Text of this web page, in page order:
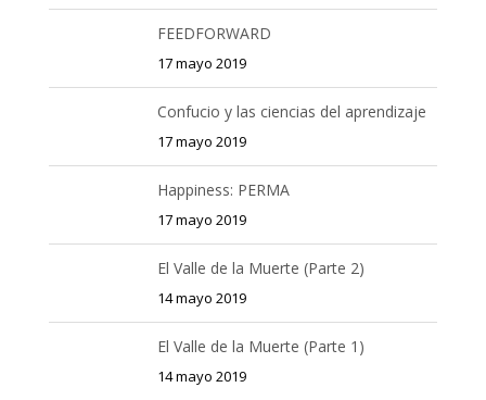
FEEDFORWARD
17 mayo 2019
Confucio y las ciencias del aprendizaje
17 mayo 2019
Happiness: PERMA
17 mayo 2019
El Valle de la Muerte (Parte 2)
14 mayo 2019
El Valle de la Muerte (Parte 1)
14 mayo 2019